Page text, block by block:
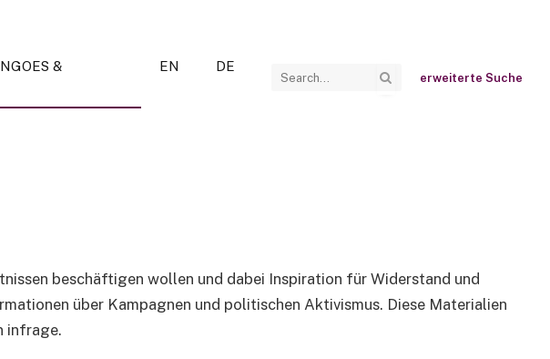
&
EN DE
erweiterte Suche
beschäftigen wollen und dabei Inspiration für Widerstand und
über Kampagnen und politischen Aktivismus. Diese Materialien
infrage.